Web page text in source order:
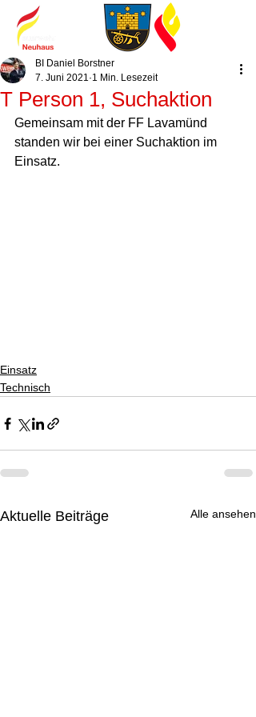
T Person 1, Suchaktion
BI Daniel Borstner
7. Juni 2021 1 Min. Lesezeit
Gemeinsam mit der FF Lavamünd
standen wir bei einer Suchaktion im
Einsatz.
Einsatz
Technisch
Aktuelle Beiträge Alle ansehen